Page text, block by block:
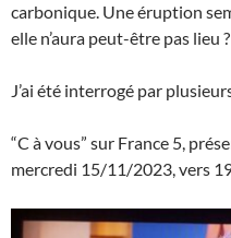
carbonique. Une éruption
elle n’aura peut-être pas lieu ?
J’ai été interrogé par
“C à vous” sur France 5,
mercredi 15/11/2023, vers